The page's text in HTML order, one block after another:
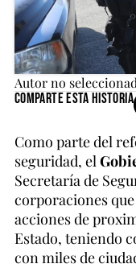
Autor no
Comparte esta historia
Como parte del
seguridad, el
Secretaría de
corporaciones
acciones de
Estado, teniendo
con miles de